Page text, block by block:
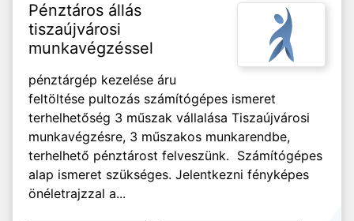
Pénztáros állás
tiszaújvárosi
munkavégzéssel
pénztárgép kezelése áru
feltöltése pultozás számítógépes ismeret
terhelhetőség 3 műszak vállalása Tiszaújvárosi
munkavégzésre, 3 műszakos munkarendbe,
terhelhető pénztárost felveszünk. Számítógépes
alap ismeret szükséges. Jelentkezni fényképes
önéletrajzzal a...